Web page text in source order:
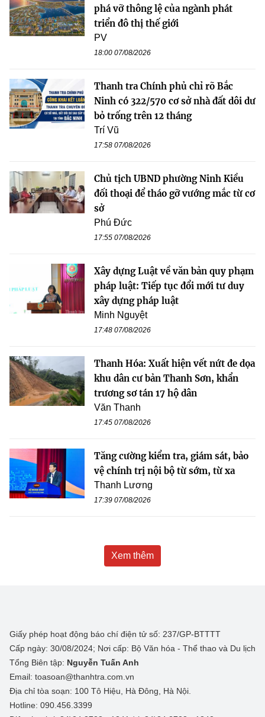
phá vỡ thông lệ của ngành phát
triển đô thị thế giới
PV
18:00 07/08/2026
Thanh tra Chính phủ chỉ rõ Bắc
Ninh có 322/570 cơ sở nhà đất dôi dư
bỏ trống trên 12 tháng
Trí Vũ
17:58 07/08/2026
Chủ tịch UBND phường Ninh Kiều
đối thoại để tháo gỡ vướng mắc từ cơ
sở
Phú Đức
17:55 07/08/2026
Xây dựng Luật về văn bản quy phạm
pháp luật: Tiếp tục đổi mới tư duy
xây dựng pháp luật
Minh Nguyệt
17:48 07/08/2026
Thanh Hóa: Xuất hiện vết nứt đe dọa
khu dân cư bản Thanh Sơn, khẩn
trương sơ tán 17 hộ dân
Văn Thanh
17:45 07/08/2026
Tăng cường kiểm tra, giám sát, bảo
vệ chính trị nội bộ từ sớm, từ xa
Thanh Lương
17:39 07/08/2026
Xem thêm
Giấy phép hoạt động báo chí điện tử số: 237/GP-BTTTT
Cấp ngày: 30/08/2024; Nơi cấp: Bộ Văn hóa - Thể thao và Du lịch
Tổng Biên tập: Nguyễn Tuấn Anh
Email: toasoan@thanhtra.com.vn
Địa chỉ tòa soạn: 100 Tô Hiệu, Hà Đông, Hà Nội.
Hotline: 090.456.3399